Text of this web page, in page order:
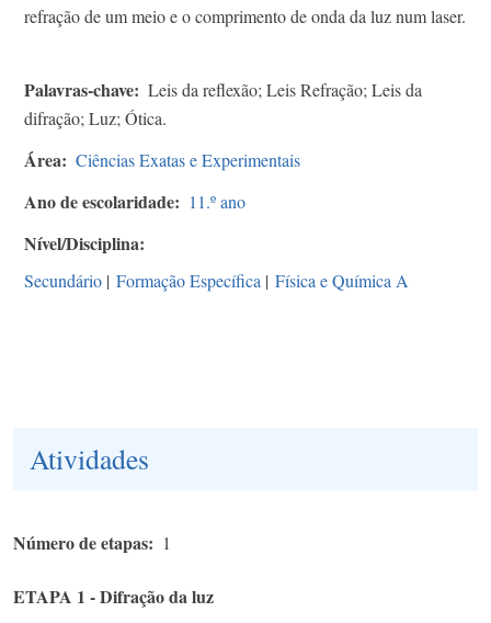
refração de um meio e o comprimento de onda da luz num laser.
Palavras-chave
Leis da reflexão; Leis Refração; Leis da
difração; Luz; Ótica.
Área Ciências Exatas e Experimentais
Ano de escolaridade 11.º ano
Nível/Disciplina
Secundário | Formação Específica | Física e Química A
Atividades
Número de etapas 1
ETAPA 1 - Difração da luz